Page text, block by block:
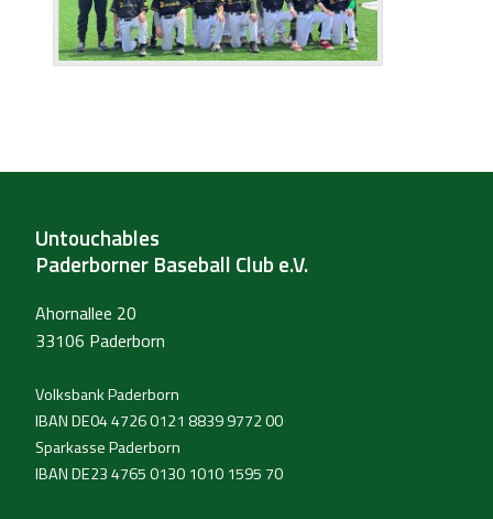
Untouchables
Paderborner Baseball Club e.V.
Ahornallee 20
33106 Paderborn
Volksbank Paderborn
IBAN DE04 4726 0121 8839 9772 00
Sparkasse Paderborn
IBAN DE23 4765 0130 1010 1595 70